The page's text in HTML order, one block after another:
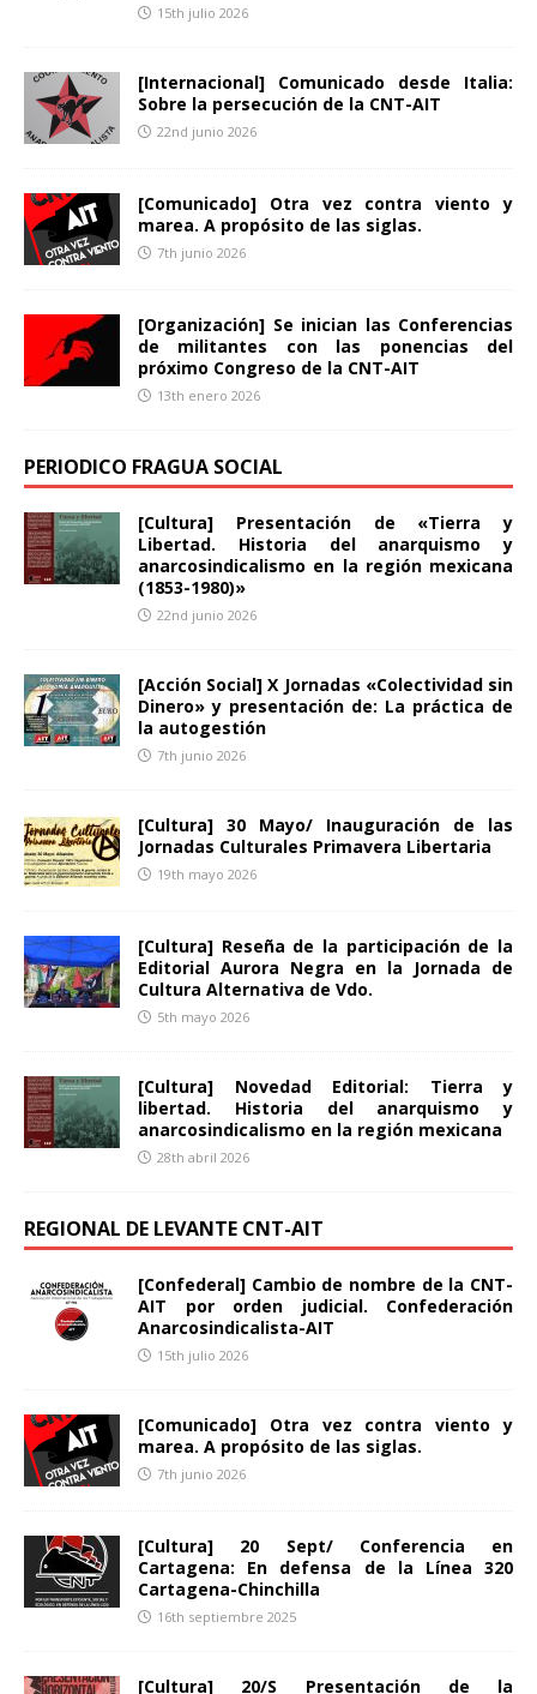
15th julio 2026
[Internacional] Comunicado desde Italia:
Sobre la persecución de la CNT-AIT
22nd junio 2026
[Comunicado] Otra vez contra viento y
marea. A propósito de las siglas.
7th junio 2026
[Organización] Se inician las Conferencias
de militantes con las ponencias del
próximo Congreso de la CNT-AIT
13th enero 2026
PERIODICO FRAGUA SOCIAL
[Cultura] Presentación de «Tierra y
Libertad. Historia del anarquismo y
anarcosindicalismo en la región mexicana
(1853-1980)»
22nd junio 2026
[Acción Social] X Jornadas «Colectividad sin
Dinero» y presentación de: La práctica de
la autogestión
7th junio 2026
[Cultura] 30 Mayo/ Inauguración de las
Jornadas Culturales Primavera Libertaria
19th mayo 2026
[Cultura] Reseña de la participación de la
Editorial Aurora Negra en la Jornada de
Cultura Alternativa de Vdo.
5th mayo 2026
[Cultura] Novedad Editorial: Tierra y
libertad. Historia del anarquismo y
anarcosindicalismo en la región mexicana
28th abril 2026
REGIONAL DE LEVANTE CNT-AIT
[Confederal] Cambio de nombre de la CNT-
AIT por orden judicial. Confederación
Anarcosindicalista-AIT
15th julio 2026
[Comunicado] Otra vez contra viento y
marea. A propósito de las siglas.
7th junio 2026
[Cultura] 20 Sept/ Conferencia en
Cartagena: En defensa de la Línea 320
Cartagena-Chinchilla
16th septiembre 2025
[Cultura] 20/S Presentación de la